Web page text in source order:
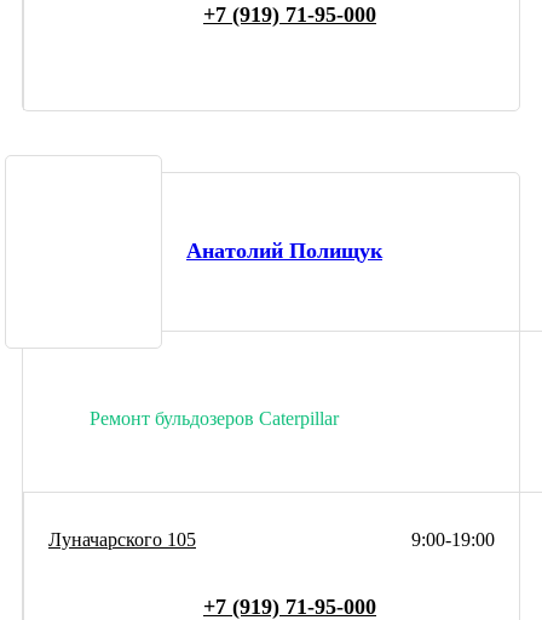
+7 (919) 71-95-000
Анатолий Полищук
Ремонт бульдозеров Caterpillar
9:00-19:00
Луначарского 105
+7 (919) 71-95-000